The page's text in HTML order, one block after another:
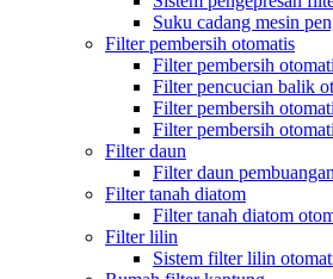
Suku cadang mesin
Filter pembersih otomatis
Filter pembersih
Filter pencucian balik
Filter pembersih
Filter pembersih
Filter daun
Filter daun
Filter tanah diatom
Filter tanah diatom
Filter lilin
Sistem filter lilin